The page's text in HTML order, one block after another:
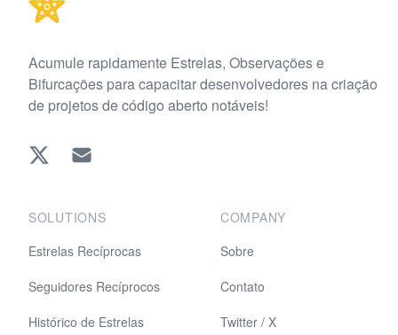
Acumule rapidamente Estrelas, Observações e
Bifurcações para capacitar desenvolvedores na criação
de projetos de código aberto notáveis!
Twitter EMAIL
SOLUTIONS
Estrelas Recíprocas
Seguidores Recíprocos
Histórico de Estrelas
COMPANY
Sobre
Contato
Twitter / X